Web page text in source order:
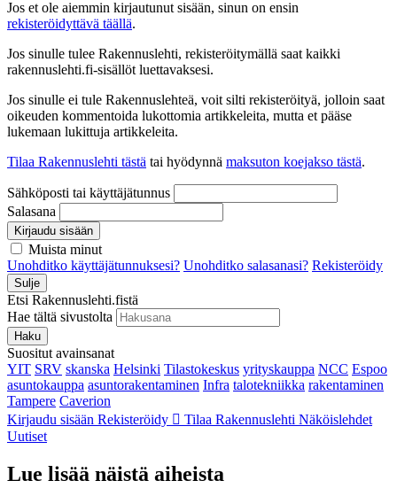
Jos et ole aiemmin kirjautunut sisään, sinun on ensin
rekisteröidyttävä täällä.
Jos sinulle tulee Rakennuslehti, rekisteröitymällä saat kaikki
rakennuslehti.fi-sisällöt luettavaksesi.
Jos sinulle ei tule Rakennuslehteä, voit silti rekisteröityä, jolloin saat
oikeuden kommentoida lukottomia artikkeleita, mutta et pääse
lukemaan lukittuja artikkeleita.
Tilaa Rakennuslehti tästä tai hyödynnä maksuton koejakso tästä.
Sähköposti tai käyttäjätunnus
Salasana
Kirjaudu sisään
Muista minut
Unohditko käyttäjätunnuksesi? Unohditko salasanasi? Rekisteröidy
Sulje
Etsi Rakennuslehti.fistä
Hae tältä sivustolta
Haku
Suositut avainsanat
YIT SRV skanska Helsinki Tilastokeskus yrityskauppa NCC Espoo
asuntokauppa asuntorakentaminen Infra talotekniikka rakentaminen
Tampere Caverion
Kirjaudu sisään Rekisteröidy Tilaa Rakennuslehti Näköislehdet
Uutiset
Lue lisää näistä aiheista